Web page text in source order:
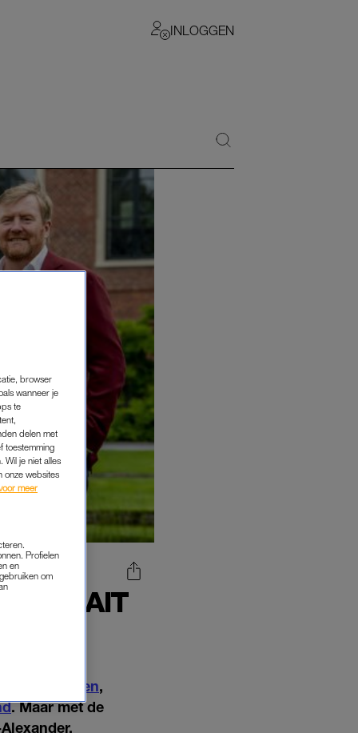
INLOGGEN
WAAIT
achttien,
. Maar met de
browser
wanneer je
te
delen met
toestemming
Wil je niet alles
onze websites
meer
Profielen
en
om